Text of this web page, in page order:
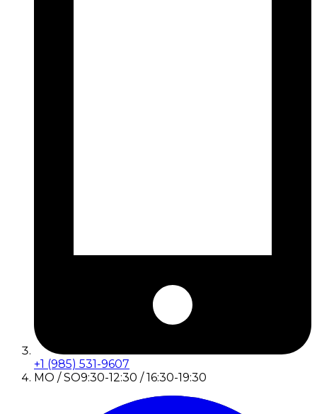
+1 (985) 531-9607
MO / SO9:30-12:30 / 16:30-19:30